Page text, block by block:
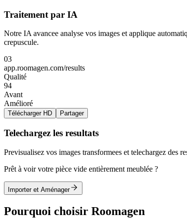
Traitement par IA
Notre IA avancee analyse vos images et applique
crepuscule.
03
app.roomagen.com/results
Qualité
94
Avant
Amélioré
Télécharger HD Partager
Telechargez les resultats
Previsualisez vos images transformees et telechargez des
Prêt à voir votre pièce vide entièrement meublée ?
Importer et Aménager
Pourquoi choisir Roomagen